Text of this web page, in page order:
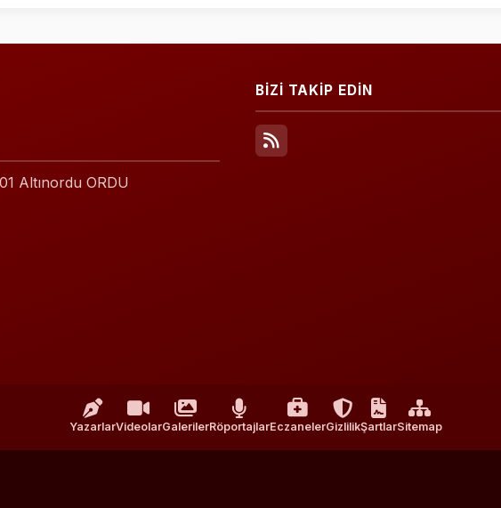
Altınordu ORDU
BİZİ TAKİP EDİN
YazarlarVideolarGalerilerRöportajlarEczanelerGizlilikŞartlarSitemap